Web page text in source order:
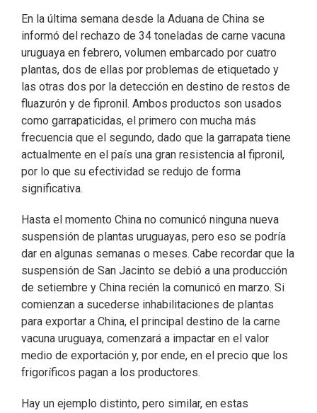
En la última semana desde la Aduana de China se
informó del rechazo de 34 toneladas de carne vacuna
uruguaya en febrero, volumen embarcado por cuatro
plantas, dos de ellas por problemas de etiquetado y
las otras dos por la detección en destino de restos de
fluazurón y de fipronil. Ambos productos son usados
como garrapaticidas, el primero con mucha más
frecuencia que el segundo, dado que la garrapata tiene
actualmente en el país una gran resistencia al fipronil,
por lo que su efectividad se redujo de forma
significativa.
Hasta el momento China no comunicó ninguna nueva
suspensión de plantas uruguayas, pero eso se podría
dar en algunas semanas o meses. Cabe recordar que la
suspensión de San Jacinto se debió a una producción
de setiembre y China recién la comunicó en marzo. Si
comienzan a sucederse inhabilitaciones de plantas
para exportar a China, el principal destino de la carne
vacuna uruguaya, comenzará a impactar en el valor
medio de exportación y, por ende, en el precio que los
frigoríficos pagan a los productores.
Hay un ejemplo distinto, pero similar, en estas